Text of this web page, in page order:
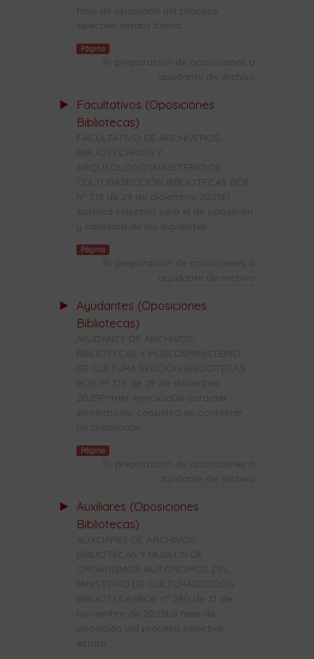
fase de oposición del proceso
selectivo estará forma...
Página
preparacion de oposiciones a
ayudante de archivo
Facultativos (Oposiciones
Bibliotecas)
FACULTATIVO DE ARCHIVEROS,
BIBLIOTECARIOS Y
ARQUEÓLOGOSMINISTERIO DE
CULTURASECCIÓN BIBLIOTECAS BOE
nº 313 de 29 de diciembre 2025El
sistema selectivo será el de oposición
y constará de los siguientes...
Página
preparacion de oposiciones a
ayudante de archivo
Ayudantes (Oposiciones
Bibliotecas)
AYUDANTE DE ARCHIVOS,
BIBLIOTECAS Y MUSEOSMINISTERIO
DE CULTURA SECCIÓN BIBLIOTECAS
BOE nº 313 de 29 de diciembre
2025Primer ejercicioDe carácter
eliminatorio, consistirá en contestar
un cuestionari...
Página
preparacion de oposiciones a
ayudante de archivo
Auxiliares (Oposiciones
Bibliotecas)
AUXILIARES DE ARCHIVOS,
BIBLIOTECAS Y MUSEOS DE
ORGANISMOS AUTÓNOMOS DEL
MINISTERIO DE CULTURASECCIÓN
BIBLIOTECASBOE nº 280 de 21 de
noviembre de 2025La fase de
oposición del proceso selectivo
estará ...